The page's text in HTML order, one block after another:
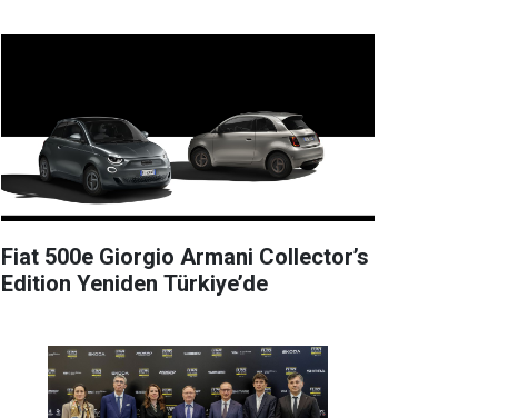
Fiat 500e Giorgio Armani Collector’s
Edition Yeniden Türkiye’de